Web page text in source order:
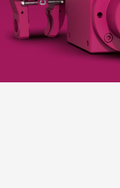
Invia messaggio